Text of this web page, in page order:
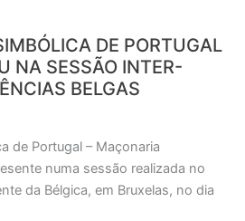
DE PORTUGAL
NA SESSÃO INTER-
BELGAS
de Portugal – Maçonaria
numa sessão realizada no
da Bélgica, em Bruxelas, no dia